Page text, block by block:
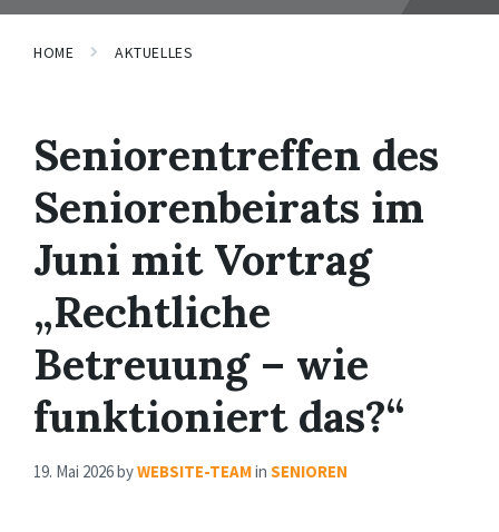
HOME AKTUELLES
Seniorentreffen des
Seniorenbeirats im
Juni mit Vortrag
„Rechtliche
Betreuung – wie
funktioniert das?“
19. Mai 2026byWEBSITE-TEAMin SENIOREN